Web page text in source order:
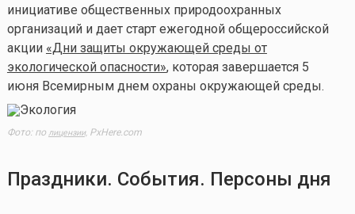
инициативе общественных природоохранных
организаций и дает старт ежегодной общероссийской
акции «Дни защиты окружающей среды от
экологической опасности», которая завершается 5
июня Всемирным днем охраны окружающей среды.
Фото: по лицензии,PxHere.com
Праздники. События. Персоны дня